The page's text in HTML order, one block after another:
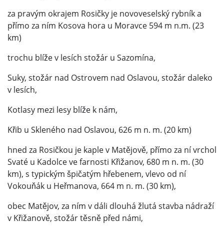
za pravým okrajem Rosičky je novoveselský rybník a
přímo za ním Kosova hora u Moravce 594 m n.m. (23
km)
trochu blíže v lesích stožár u Sazomína,
Suky, stožár nad Ostrovem nad Oslavou, stožár daleko
v lesích,
Kotlasy mezi lesy blíže k nám,
Křib u Skleného nad Oslavou, 626 m n. m. (20 km)
hned za Rosičkou je kaple v Matějově, přímo za ní vrchol
Svaté u Kadolce ve farnosti Křižanov, 680 m n. m. (30
km), s typickým špičatým hřebenem, vlevo od ní
Vokouňák u Heřmanova, 664 m n. m. (30 km),
obec Matějov, za ním v dáli dlouhá žlutá stavba nádraží
v Křižanově, stožár těsně před námi,